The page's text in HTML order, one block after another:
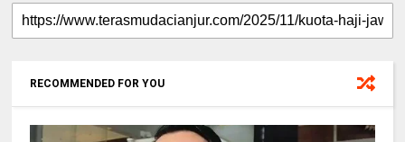
RECOMMENDED FOR YOU